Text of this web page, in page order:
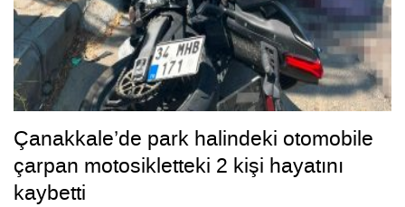
Çanakkale’de park halindeki otomobile
çarpan motosikletteki 2 kişi hayatını
kaybetti